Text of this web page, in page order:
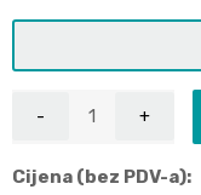
Cijena (bez PDV-a):